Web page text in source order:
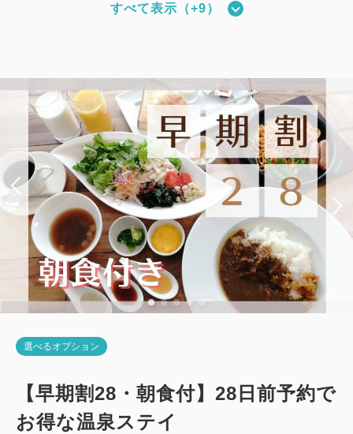
税・手数料込
会員価格 12,480円~
大人1名1室
税・手数料込
合計 12,780 円~
【禁煙】スーペリアツイン
Wi-Fiあり（無料）
日付を選択
【禁煙】プレミアムシングル
禁煙 11.00m2 1~2名
セミダブル×1 Wi-Fiあり（無料）
税・手数料込
会員価格 10,950円~
大人1名 1室
税・手数料込
11,250
禁煙 21.00m 1~2名
シングルサイズ×2 Wi-Fiあり（無料）
日付を選択
【禁煙】スタンダードツイン・3名可
禁煙 21.00m2
すべて表示（+9）
選べるオプション
【早期割28・朝食付】28日前予約で
お得な温泉ステイ